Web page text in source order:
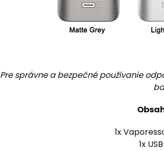
Pre správne a bezpečné používanie
1x
1x